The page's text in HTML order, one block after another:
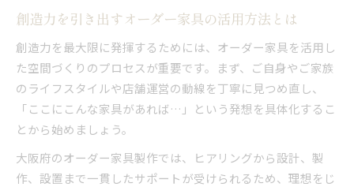
唯一無二の空間を生むオーダー家具の実力
創造的な発想を活かせるオーダー家具の特徴
日常に調和するオーダー家具を選ぶポイント
日常に馴染むオーダー家具選びのポイント
創造力が活きる調和空間のオーダー家具選定
オーダー家具で日々の暮らしに彩りをプラス
調和するオーダー家具と創造力の関係性
創造力を引き出すオーダー家具の活用方法とは
創造力を最大限に発揮するためには、オーダー家具を活用し
た空間づくりのプロセスが重要です。まず、ご自身やご家族
のライフスタイルや店舗運営の動線を丁寧に見つめ直し、
「ここにこんな家具があれば…」という発想を具体化するこ
とから始めましょう。
大阪府のオーダー家具製作では、ヒアリングから設計、製
作、設置まで一貫したサポートが受けられるため、理想をじ